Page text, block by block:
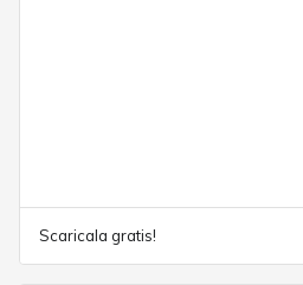
Scaricala gratis!